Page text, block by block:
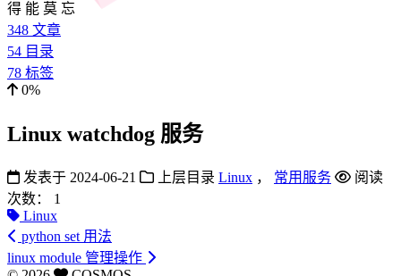
得 能 莫 忘
348 文章
54 目录
78 标签
0%
Linux watchdog 服务
发表于 2024-06-21 上层目录 Linux ， 常用服务
阅读
次数：
1
Linux
python set 用法
linux module 管理操作